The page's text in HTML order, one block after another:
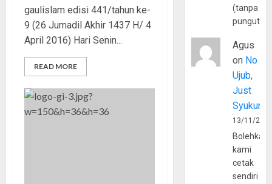
gaulislam edisi 441/tahun ke-
9 (26 Jumadil Akhir 1437 H/ 4
April 2016) Hari Senin...
READ MORE
(tanpa
Agus
on No
Ujub,
Just
Syukur
13/11/
Bolehkah
kami
cetak
sendiri